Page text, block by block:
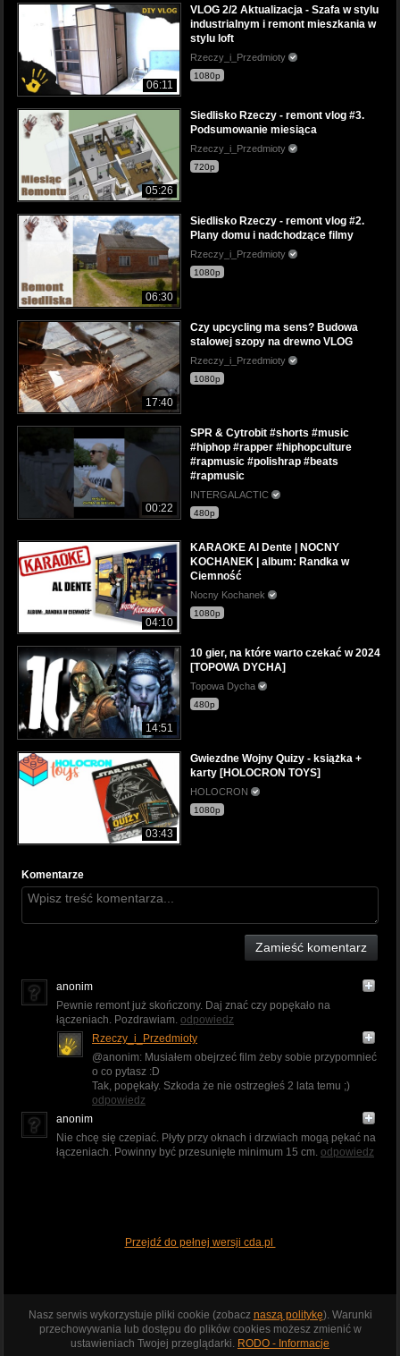
06:11
VLOG 2/2 Aktualizacja - Szafa w stylu
industrialnym i remont mieszkania w
stylu loft
Rzeczy_i_Przedmioty
1080p
05:26
Siedlisko Rzeczy - remont vlog #3.
Podsumowanie miesiąca
Rzeczy_i_Przedmioty
720p
06:30
Siedlisko Rzeczy - remont vlog #2.
Plany domu i nadchodzące filmy
Rzeczy_i_Przedmioty
1080p
17:40
Czy upcycling ma sens? Budowa
stalowej szopy na drewno VLOG
Rzeczy_i_Przedmioty
1080p
00:22
SPR & Cytrobit #shorts #music
#hiphop #rapper #hiphopculture
#rapmusic #polishrap #beats
#rapmusic
INTERGALACTIC
480p
04:10
KARAOKE Al Dente | NOCNY
KOCHANEK | album: Randka w
Ciemność
Nocny Kochanek
1080p
14:51
10 gier, na które warto czekać w 2024
[TOPOWA DYCHA]
Topowa Dycha
480p
03:43
Gwiezdne Wojny Quizy - książka +
karty [HOLOCRON TOYS]
HOLOCRON
1080p
Komentarze
Zamieść komentarz
anonim
Pewnie remont już skończony. Daj znać czy popękało na
łączeniach. Pozdrawiam. odpowiedz
Rzeczy_i_Przedmioty
@anonim: Musiałem obejrzeć film żeby sobie przypomnieć
o co pytasz :D
Tak, popękały. Szkoda że nie ostrzegłeś 2 lata temu ;)
odpowiedz
anonim
Nie chcę się czepiać. Płyty przy oknach i drzwiach mogą pękać na
łączeniach. Powinny być przesunięte minimum 15 cm. odpowiedz
Przejdź do pełnej wersji cda.pl
Nasz serwis wykorzystuje pliki cookie (zobacz naszą politykę). Warunki
przechowywania lub dostępu do plików cookies możesz zmienić w
ustawieniach Twojej przeglądarki. RODO - Informacje